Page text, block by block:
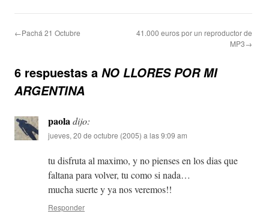
←Pachá 21 Octubre
41.000 euros por un reproductor de
MP3→
6 respuestas a NO LLORES POR MI
ARGENTINA
paoladijo:
jueves, 20 de octubre (2005) a las 9:09 am
tu disfruta al maximo, y no pienses en los dias que
faltana para volver, tu como si nada…
mucha suerte y ya nos veremos!!
Responder